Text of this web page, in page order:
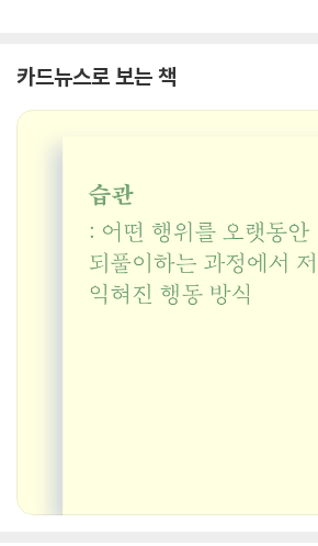
카드뉴스로 보는 책